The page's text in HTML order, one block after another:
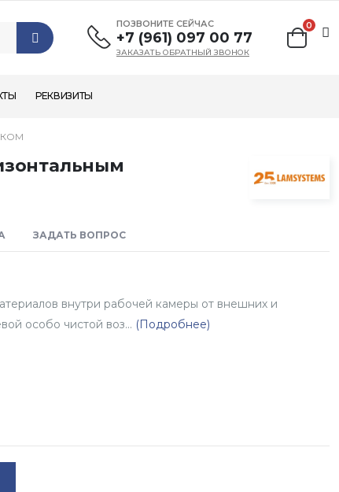
ПОЗВОНИТЕ СЕЙЧАС
+7 (961) 097 00 77
ЗАКАЗАТЬ ОБРАТНЫЙ ЗВОНОК
0
РЕКВИЗИТЫ
ЗАДАТЬ ВОПРОС
внутри рабочей камеры от внешних и
особо чистой воз... (Подробнее)